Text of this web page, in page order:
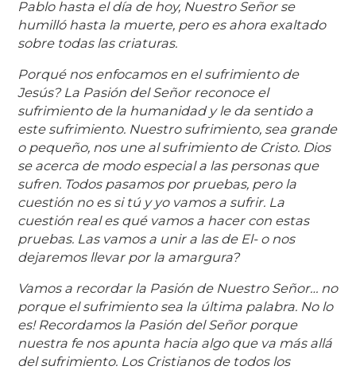
Pablo hasta el día de hoy, Nuestro Señor se
humilló hasta la muerte, pero es ahora exaltado
sobre todas las criaturas.
Porqué nos enfocamos en el sufrimiento de
Jesús? La Pasión del Señor reconoce el
sufrimiento de la humanidad y le da sentido a
este sufrimiento. Nuestro sufrimiento, sea grande
o pequeño, nos une al sufrimiento de Cristo. Dios
se acerca de modo especial a las personas que
sufren. Todos pasamos por pruebas, pero la
cuestión no es si tú y yo vamos a sufrir. La
cuestión real es qué vamos a hacer con estas
pruebas. Las vamos a unir a las de El- o nos
dejaremos llevar por la amargura?
Vamos a recordar la Pasión de Nuestro Señor… no
porque el sufrimiento sea la última palabra. No lo
es! Recordamos la Pasión del Señor porque
nuestra fe nos apunta hacia algo que va más allá
del sufrimiento. Los Cristianos de todos los